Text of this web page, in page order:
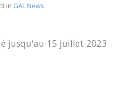
in GAL News
jusqu'au 15 juillet 2023